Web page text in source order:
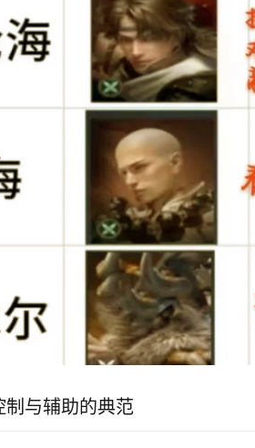
与辅助的典范